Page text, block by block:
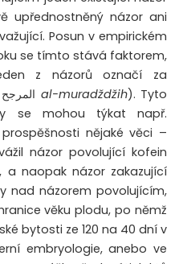
upřednostněný názor ani
Posun v empirickém
se tímto stává faktorem,
z názorů označí za
al-muradždžih). Tyto
se mohou týkat např.
nějaké věci –
názor povolující kofein
a naopak názor zakazující
nad názorem povolujícím,
věku plodu, po němž
bytosti ze 120 na 40 dní v
embryologie, anebo ve